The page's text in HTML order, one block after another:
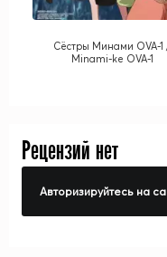
Сёстры Минами OVA-1
Minami-ke OVA-1
Рецензий нет
Авторизируйтесь на